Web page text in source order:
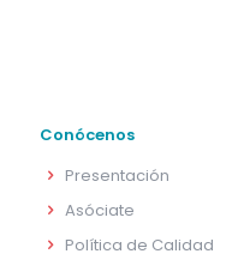
Conócenos
Presentación
Asóciate
Política de Calidad